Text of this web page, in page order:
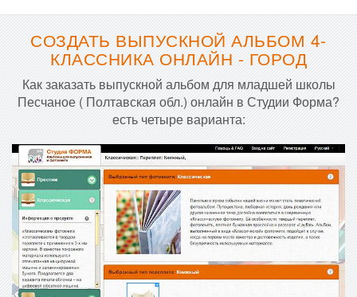
СОЗДАТЬ ВЫПУСКНОЙ АЛЬБОМ 4-
КЛАССНИКА ОНЛАЙН - ГОРОД
Как заказать выпускной альбом для младшей школы
Песчаное ( Полтавская обл.) онлайн в Студии Форма?
есть четыре варианта: